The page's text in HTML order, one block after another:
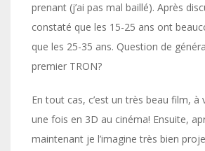
prenant (j’ai pas mal baillé). Après
constaté que les 15-25 ans ont
que les 25-35 ans. Question de
premier TRON?
En tout cas, c’est un très beau film, à
une fois en 3D au cinéma! Ensuite,
maintenant je l’imagine très bien